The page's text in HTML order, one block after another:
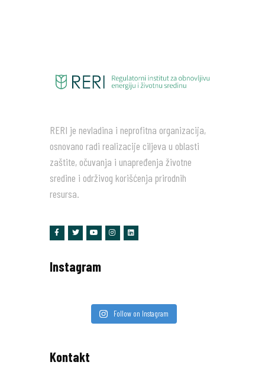
RERI je nevladina i neprofitna organizacija,
osnovano radi realizacije ciljeva u oblasti
zaštite, očuvanja i unapređenja životne
sredine i održivog korišćenja prirodnih
resursa.
Instagram
Follow on Instagram
Kontakt